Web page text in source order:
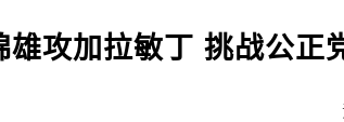
雄攻加拉敏丁 挑战公正